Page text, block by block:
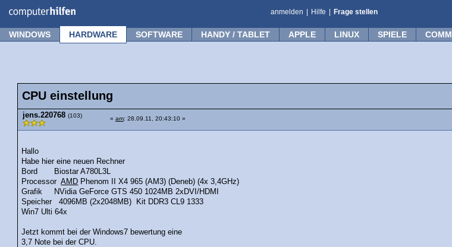
anmelden Hilfe Frage stellen
WINDOWS HARDWARE SOFTWARE HANDY / TABLET APPLE LINUX SPIELE
CPU einstellung
jens.220768 (103) « am: 28.09.11, 20:43:10 »
Hallo
Habe hier eine neuen Rechner
Bord Biostar A780L3L
ProcessorAMD Phenom II X4 965 (AM3) (Deneb) (4x 3,4GHz)
Grafik NVidia GeForce GTS 450 1024MB 2xDVI/HDMI
Speicher 4096MB (2x2048MB) Kit DDR3 CL9 1333
Win7 Ulti 64x
Jetzt kommt bei der Windows7 bewertung eine
3,7 Note bei der CPU.